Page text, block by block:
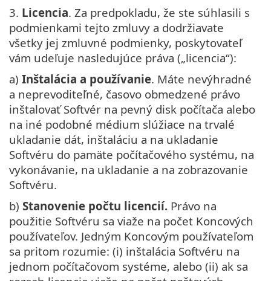
3. Licencia. Za predpokladu, že ste súhlasili s
podmienkami tejto zmluvy a dodržiavate
všetky jej zmluvné podmienky, poskytovateľ
vám udeľuje nasledujúce práva („licencia“):
a) Inštalácia a používanie. Máte nevýhradné
a neprevoditeľné, časovo obmedzené právo
inštalovať Softvér na pevný disk počítača alebo
na iné podobné médium slúžiace na trvalé
ukladanie dát, inštaláciu a na ukladanie
Softvéru do pamäte počítačového systému, na
vykonávanie, na ukladanie a na zobrazovanie
Softvéru.
b) Stanovenie počtu licencií. Právo na
použitie Softvéru sa viaže na počet Koncových
používateľov. Jedným Koncovým používateľom
sa pritom rozumie: (i) inštalácia Softvéru na
jednom počítačovom systéme, alebo (ii) ak sa